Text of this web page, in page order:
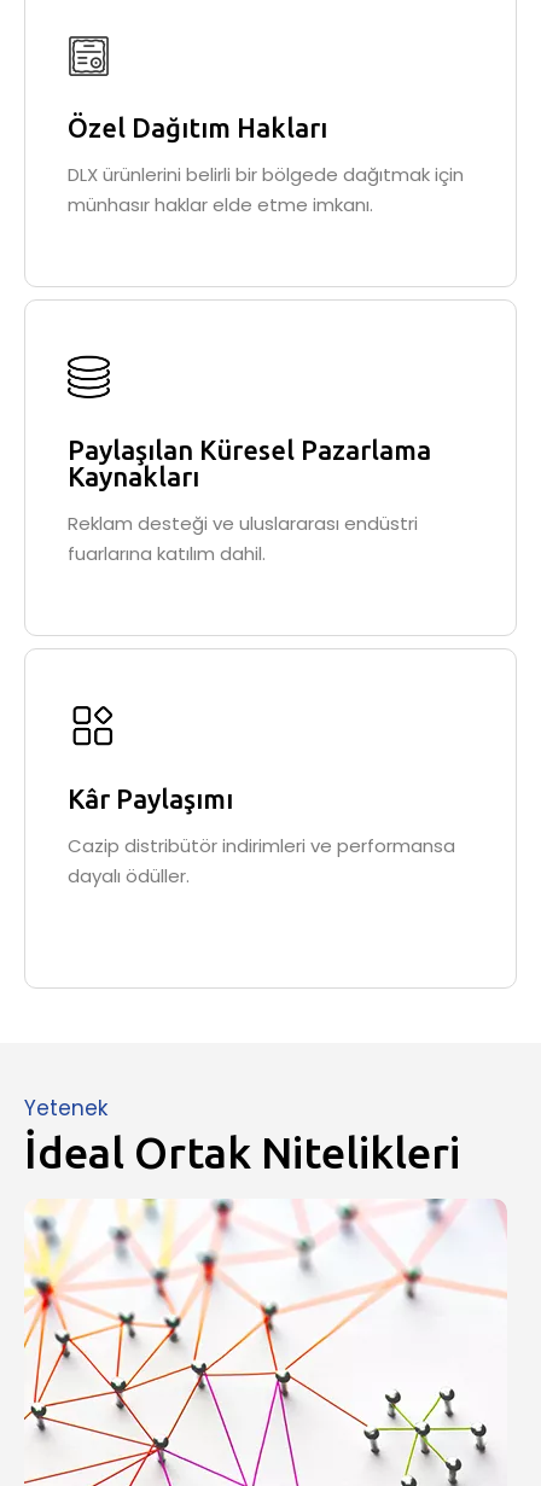
Özel Dağıtım Hakları
DLX ürünlerini belirli bir bölgede dağıtmak için
münhasır haklar elde etme imkanı.
Paylaşılan Küresel Pazarlama
Kaynakları
Reklam desteği ve uluslararası endüstri
fuarlarına katılım dahil.
Kâr Paylaşımı
Cazip distribütör indirimleri ve performansa
dayalı ödüller.
Yetenek
İdeal Ortak Nitelikleri